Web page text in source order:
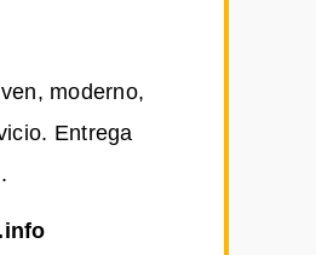
moderno,
Entrega